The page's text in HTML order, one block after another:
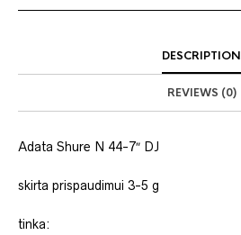
DESCRIPTION
REVIEWS (0)
Adata Shure N 44-7″ DJ
skirta prispaudimui 3-5 g
tinka: